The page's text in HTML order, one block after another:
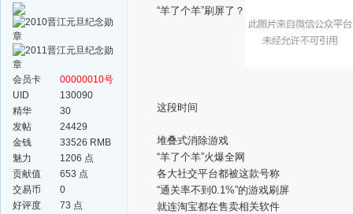
会员卡
00000010号
UID
130090
精华
30
发帖
24429
金钱
33526 RMB
魅力
1206 点
贡献值
653 点
交易币
0
好评度
73 点
“羊了个羊”刷屏了？
这段时间
堆叠式消除游戏
“羊了个羊”火爆全网
各大社交平台都被这款号称
“通关率不到0.1%”的游戏刷屏
就连淘宝都在售卖相关软件